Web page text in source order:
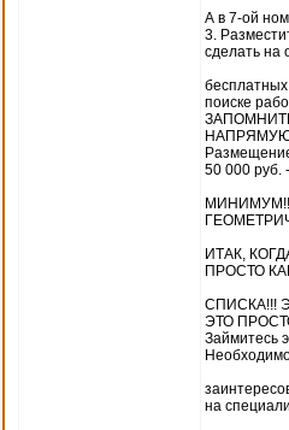
А в 7-ой
3.
сделать на
поиске
50 000 руб.
ИТАК,
ПРОСТО
СПИСКА!!!
ЭТО
Займитесь
на